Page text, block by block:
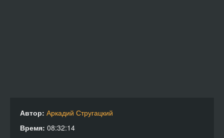
Trudno_Byt_Bogom_024
Trudno_Byt_Bogom_025
Автор: Аркадий Стругацкий
Время: 08:32:14